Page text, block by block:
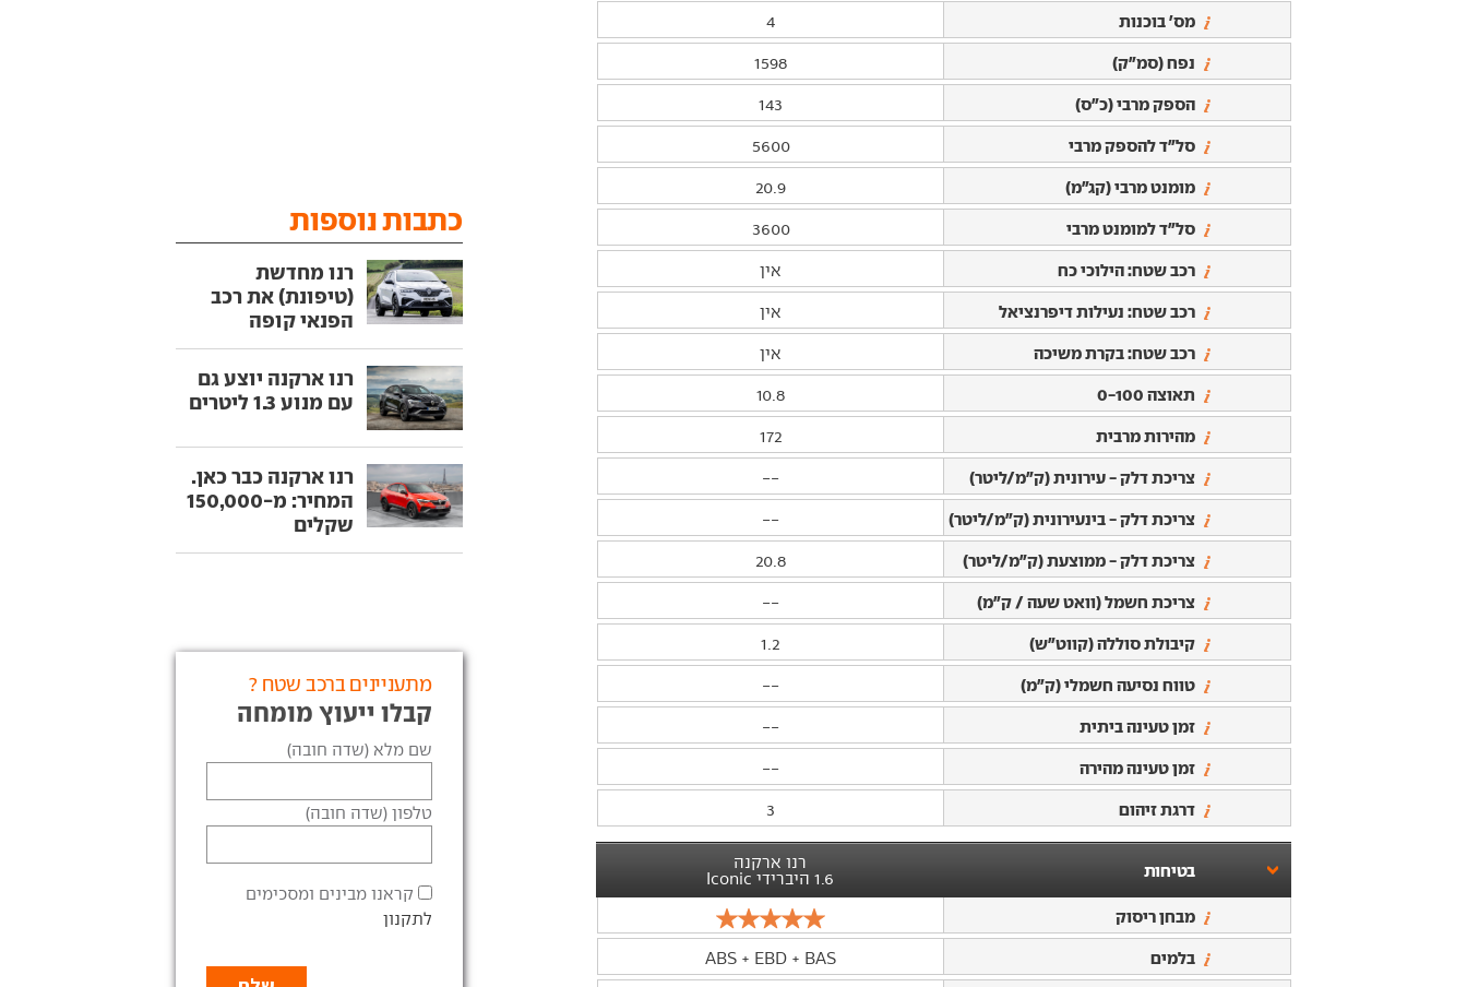
מס' בוכנות 4
נפח (סמ"ק) 1598
הספק מרבי (כ"ס) 143
סל"ד להספק מרבי 5600
מומנט מרבי (קג"מ) 20.9
סל"ד למומנט מרבי 3600
רכב שטח: הילוכי כח אין
רכב שטח: נעילות דיפרנציאל אין
רכב שטח: בקרת משיכה אין
תאוצה 0-100 10.8
מהירות מרבית 172
צריכת דלק - עירונית (ק"מ/ליטר) --
צריכת דלק - בינעירונית (ק"מ/ליטר) --
צריכת דלק - ממוצעת (ק"מ/ליטר) 20.8
צריכת חשמל (וואט שעה / ק"מ) --
קיבולת סוללה (קווט"ש) 1.2
טווח נסיעה חשמלי (ק"מ) --
זמן טעינה ביתית --
זמן טעינה מהירה --
דרגת זיהום 3
רנו ארקנה
1.6 היברידי Iconic בטיחות
מבחן ריסוק
בלמים
ABS + EBD + BAS
כתבות נוספות
רנו מחדשת
(טיפונת) את רכב
הפנאי קופה
רנו ארקנה יוצע גם
עם מנוע 1.3 ליטרים
רנו ארקנה כבר כאן.
המחיר: מ-150,000
שקלים
מתעניינים ברכב שטח ?
קבלו ייעוץ מומחה
שם מלא (שדה חובה)
טלפון (שדה חובה)
קראנו מבינים ומסכימים
לתקנון